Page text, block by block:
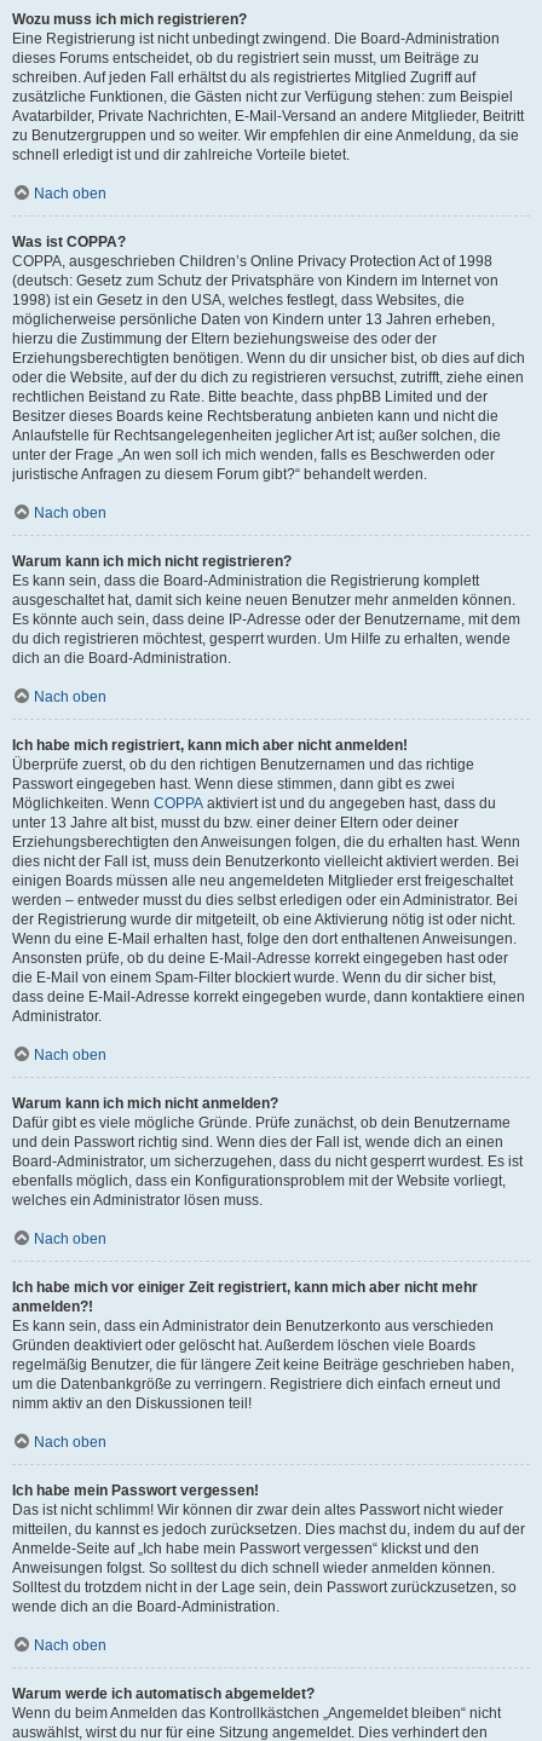
Wozu muss ich mich registrieren?
Eine Registrierung ist nicht unbedingt zwingend. Die Board-Administration
dieses Forums entscheidet, ob du registriert sein musst, um Beiträge zu
schreiben. Auf jeden Fall erhältst du als registriertes Mitglied Zugriff auf
zusätzliche Funktionen, die Gästen nicht zur Verfügung stehen: zum Beispiel
Avatarbilder, Private Nachrichten, E-Mail-Versand an andere Mitglieder, Beitritt
zu Benutzergruppen und so weiter. Wir empfehlen dir eine Anmeldung, da sie
schnell erledigt ist und dir zahlreiche Vorteile bietet.
Nach oben
Was ist COPPA?
COPPA, ausgeschrieben Children’s Online Privacy Protection Act of 1998
(deutsch: Gesetz zum Schutz der Privatsphäre von Kindern im Internet von
1998) ist ein Gesetz in den USA, welches festlegt, dass Websites, die
möglicherweise persönliche Daten von Kindern unter 13 Jahren erheben,
hierzu die Zustimmung der Eltern beziehungsweise des oder der
Erziehungsberechtigten benötigen. Wenn du dir unsicher bist, ob dies auf dich
oder die Website, auf der du dich zu registrieren versuchst, zutrifft, ziehe einen
rechtlichen Beistand zu Rate. Bitte beachte, dass phpBB Limited und der
Besitzer dieses Boards keine Rechtsberatung anbieten kann und nicht die
Anlaufstelle für Rechtsangelegenheiten jeglicher Art ist; außer solchen, die
unter der Frage „An wen soll ich mich wenden, falls es Beschwerden oder
juristische Anfragen zu diesem Forum gibt?“ behandelt werden.
Nach oben
Warum kann ich mich nicht registrieren?
Es kann sein, dass die Board-Administration die Registrierung komplett
ausgeschaltet hat, damit sich keine neuen Benutzer mehr anmelden können.
Es könnte auch sein, dass deine IP-Adresse oder der Benutzername, mit dem
du dich registrieren möchtest, gesperrt wurden. Um Hilfe zu erhalten, wende
dich an die Board-Administration.
Nach oben
Ich habe mich registriert, kann mich aber nicht anmelden!
Überprüfe zuerst, ob du den richtigen Benutzernamen und das richtige
Passwort eingegeben hast. Wenn diese stimmen, dann gibt es zwei
Möglichkeiten. Wenn COPPA aktiviert ist und du angegeben hast, dass du
unter 13 Jahre alt bist, musst du bzw. einer deiner Eltern oder deiner
Erziehungsberechtigten den Anweisungen folgen, die du erhalten hast. Wenn
dies nicht der Fall ist, muss dein Benutzerkonto vielleicht aktiviert werden. Bei
einigen Boards müssen alle neu angemeldeten Mitglieder erst freigeschaltet
werden – entweder musst du dies selbst erledigen oder ein Administrator. Bei
der Registrierung wurde dir mitgeteilt, ob eine Aktivierung nötig ist oder nicht.
Wenn du eine E-Mail erhalten hast, folge den dort enthaltenen Anweisungen.
Ansonsten prüfe, ob du deine E-Mail-Adresse korrekt eingegeben hast oder
die E-Mail von einem Spam-Filter blockiert wurde. Wenn du dir sicher bist,
dass deine E-Mail-Adresse korrekt eingegeben wurde, dann kontaktiere einen
Administrator.
Nach oben
Warum kann ich mich nicht anmelden?
Dafür gibt es viele mögliche Gründe. Prüfe zunächst, ob dein Benutzername
und dein Passwort richtig sind. Wenn dies der Fall ist, wende dich an einen
Board-Administrator, um sicherzugehen, dass du nicht gesperrt wurdest. Es ist
ebenfalls möglich, dass ein Konfigurationsproblem mit der Website vorliegt,
welches ein Administrator lösen muss.
Nach oben
Ich habe mich vor einiger Zeit registriert, kann mich aber nicht mehr
anmelden?!
Es kann sein, dass ein Administrator dein Benutzerkonto aus verschieden
Gründen deaktiviert oder gelöscht hat. Außerdem löschen viele Boards
regelmäßig Benutzer, die für längere Zeit keine Beiträge geschrieben haben,
um die Datenbankgröße zu verringern. Registriere dich einfach erneut und
nimm aktiv an den Diskussionen teil!
Nach oben
Ich habe mein Passwort vergessen!
Das ist nicht schlimm! Wir können dir zwar dein altes Passwort nicht wieder
mitteilen, du kannst es jedoch zurücksetzen. Dies machst du, indem du auf der
Anmelde-Seite auf „Ich habe mein Passwort vergessen“ klickst und den
Anweisungen folgst. So solltest du dich schnell wieder anmelden können.
Solltest du trotzdem nicht in der Lage sein, dein Passwort zurückzusetzen, so
wende dich an die Board-Administration.
Nach oben
Warum werde ich automatisch abgemeldet?
Wenn du beim Anmelden das Kontrollkästchen „Angemeldet bleiben“ nicht
auswählst, wirst du nur für eine Sitzung angemeldet. Dies verhindert den